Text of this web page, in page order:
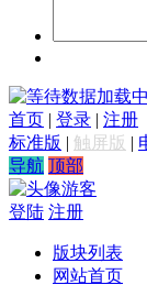
数据加载
首页 | 登录 | 注册
标准版 | 触屏版 |
导航 顶部
游客
登陆 注册
版块列表
网站首页